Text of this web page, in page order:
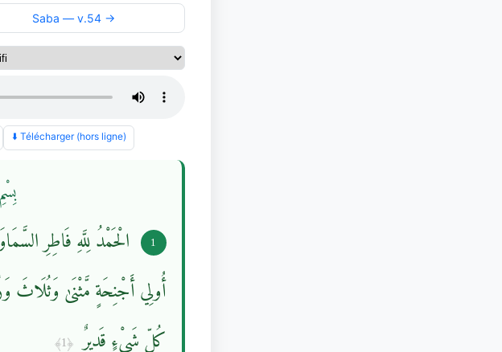
Saba — v.54 →
⬇️ Télécharger (hors ligne)
1 الْحَمْدُ لِلَّهِ فَاطِرِ
أُولِي أَجْنِحَةٍ مَّثْنَىٰ وَثُلَاثَ
كُلِّ شَيْءٍ قَدِيرٌ ﴿1﴾